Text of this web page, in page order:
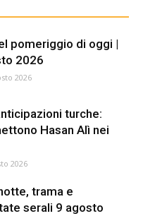
pomeriggio di oggi |
2026
2026
turche:
Hasan Alì nei
2026
trama e
serali 9 agosto